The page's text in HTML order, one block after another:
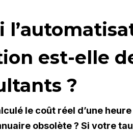
est-elle
?
le coût réel d’une
obsolète ? Si votre